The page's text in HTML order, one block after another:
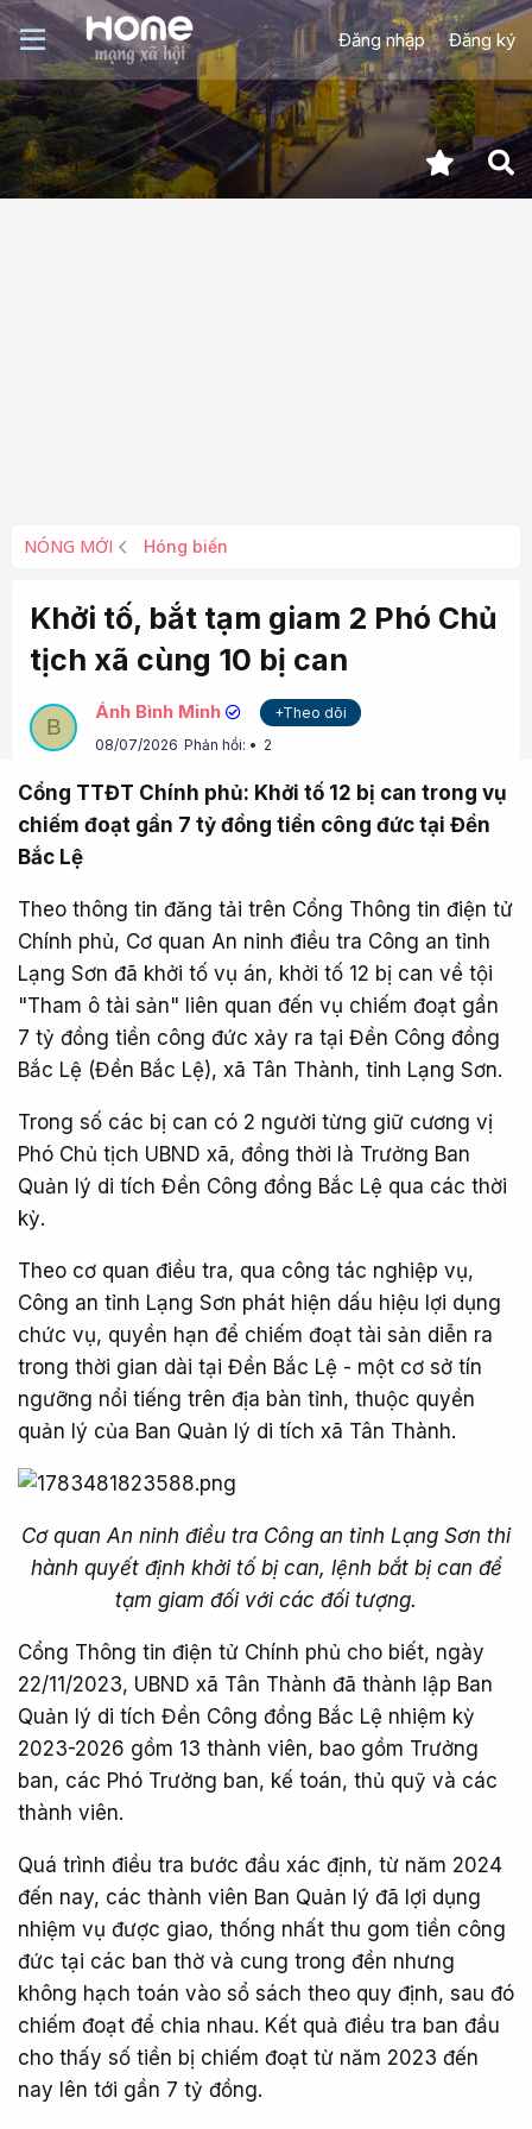
Đăng nhập Đăng ký
NÓNG MỚI Hóng biến
Khởi tố, bắt tạm giam 2 Phó Chủ
tịch xã cùng 10 bị can
B
Ánh Bình Minh
+Theo dõi
08/07/2026 Phản hồi: 2
Cổng TTĐT Chính phủ: Khởi tố 12 bị can trong vụ
chiếm đoạt gần 7 tỷ đồng tiền công đức tại Đền
Bắc Lệ
Theo thông tin đăng tải trên Cổng Thông tin điện tử
Chính phủ, Cơ quan An ninh điều tra Công an tỉnh
Lạng Sơn đã khởi tố vụ án, khởi tố 12 bị can về tội
"Tham ô tài sản" liên quan đến vụ chiếm đoạt gần
7 tỷ đồng tiền công đức xảy ra tại Đền Công đồng
Bắc Lệ (Đền Bắc Lệ), xã Tân Thành, tỉnh Lạng Sơn.
Trong số các bị can có 2 người từng giữ cương vị
Phó Chủ tịch UBND xã, đồng thời là Trưởng Ban
Quản lý di tích Đền Công đồng Bắc Lệ qua các thời
kỳ.
Theo cơ quan điều tra, qua công tác nghiệp vụ,
Công an tỉnh Lạng Sơn phát hiện dấu hiệu lợi dụng
chức vụ, quyền hạn để chiếm đoạt tài sản diễn ra
trong thời gian dài tại Đền Bắc Lệ - một cơ sở tín
ngưỡng nổi tiếng trên địa bàn tỉnh, thuộc quyền
quản lý của Ban Quản lý di tích xã Tân Thành.
Cơ quan An ninh điều tra Công an tỉnh Lạng Sơn thi
hành quyết định khởi tố bị can, lệnh bắt bị can để
tạm giam đối với các đối tượng.
Cổng Thông tin điện tử Chính phủ cho biết, ngày
22/11/2023, UBND xã Tân Thành đã thành lập Ban
Quản lý di tích Đền Công đồng Bắc Lệ nhiệm kỳ
2023-2026 gồm 13 thành viên, bao gồm Trưởng
ban, các Phó Trưởng ban, kế toán, thủ quỹ và các
thành viên.
Quá trình điều tra bước đầu xác định, từ năm 2024
đến nay, các thành viên Ban Quản lý đã lợi dụng
nhiệm vụ được giao, thống nhất thu gom tiền công
đức tại các ban thờ và cung trong đền nhưng
không hạch toán vào sổ sách theo quy định, sau đó
chiếm đoạt để chia nhau. Kết quả điều tra ban đầu
cho thấy số tiền bị chiếm đoạt từ năm 2023 đến
nay lên tới gần 7 tỷ đồng.